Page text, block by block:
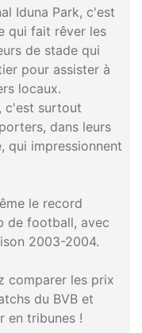
Iduna Park, c'est
qui fait rêver les
de stade qui
pour assister à
locaux.
c'est surtout
dans leurs
qui impressionnent
le record
de football, avec
2003-2004.
comparer les prix
du BVB et
en tribunes !